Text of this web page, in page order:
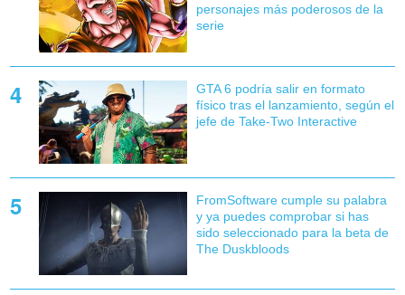
personajes más poderosos de la
serie
GTA 6 podría salir en formato
físico tras el lanzamiento, según el
jefe de Take-Two Interactive
FromSoftware cumple su palabra
y ya puedes comprobar si has
sido seleccionado para la beta de
The Duskbloods